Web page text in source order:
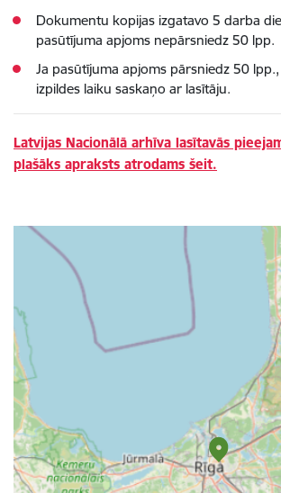
Dokumentu kopijas izgatavo 5 darba
pasūtījuma apjoms nepārsniedz 50 lpp.
Ja pasūtījuma apjoms pārsniedz 50
izpildes laiku saskaņo ar lasītāju.
Latvijas Nacionālā arhīva lasītavās
plašāks apraksts atrodams šeit.